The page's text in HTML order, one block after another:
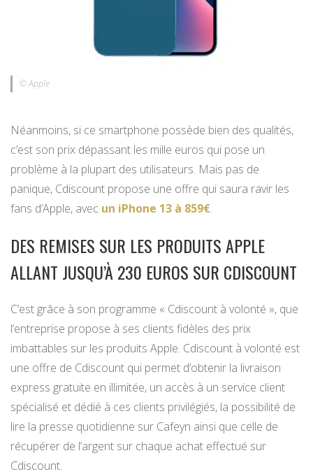
© Apple
Néanmoins, si ce smartphone possède bien des qualités,
c’est son prix dépassant les mille euros qui pose un
problème à la plupart des utilisateurs. Mais pas de
panique, Cdiscount propose une offre qui saura ravir les
fans d’Apple, avec un iPhone 13 à 859€.
DES REMISES SUR LES PRODUITS APPLE
ALLANT JUSQU’À 230 EUROS SUR CDISCOUNT
C’est grâce à son programme « Cdiscount à volonté », que
l’entreprise propose à ses clients fidèles des prix
imbattables sur les produits Apple. Cdiscount à volonté est
une offre de Cdiscount qui permet d’obtenir la livraison
express gratuite en illimitée, un accès à un service client
spécialisé et dédié à ces clients privilégiés, la possibilité de
lire la presse quotidienne sur Cafeyn ainsi que celle de
récupérer de l’argent sur chaque achat effectué sur
Cdiscount.